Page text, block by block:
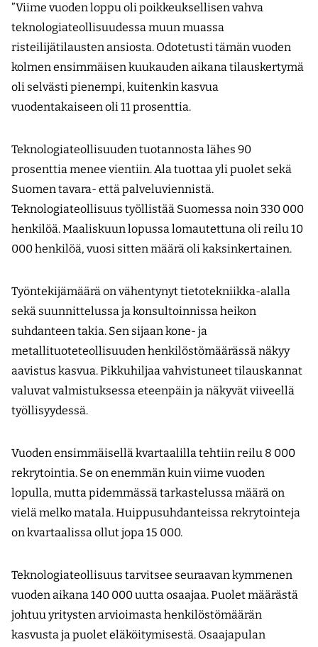
”Viime vuoden loppu oli poikkeuksellisen vahva
teknologiateollisuudessa muun muassa
risteilijätilausten ansiosta. Odotetusti tämän vuoden
kolmen ensimmäisen kuukauden aikana tilauskertymä
oli selvästi pienempi, kuitenkin kasvua
vuodentakaiseen oli 11 prosenttia.
Teknologiateollisuuden tuotannosta lähes 90
prosenttia menee vientiin. Ala tuottaa yli puolet sekä
Suomen tavara- että palveluviennistä.
Teknologiateollisuus työllistää Suomessa noin 330 000
henkilöä. Maaliskuun lopussa lomautettuna oli reilu 10
000 henkilöä, vuosi sitten määrä oli kaksinkertainen.
Työntekijämäärä on vähentynyt tietotekniikka-alalla
sekä suunnittelussa ja konsultoinnissa heikon
suhdanteen takia. Sen sijaan kone- ja
metallituoteteollisuuden henkilöstömäärässä näkyy
aavistus kasvua. Pikkuhiljaa vahvistuneet tilauskannat
valuvat valmistuksessa eteenpäin ja näkyvät viiveellä
työllisyydessä.
Vuoden ensimmäisellä kvartaalilla tehtiin reilu 8 000
rekrytointia. Se on enemmän kuin viime vuoden
lopulla, mutta pidemmässä tarkastelussa määrä on
vielä melko matala. Huippusuhdanteissa rekrytointeja
on kvartaalissa ollut jopa 15 000.
Teknologiateollisuus tarvitsee seuraavan kymmenen
vuoden aikana 140 000 uutta osaajaa. Puolet määrästä
johtuu yritysten arvioimasta henkilöstömäärän
kasvusta ja puolet eläköitymisestä. Osaajapulan